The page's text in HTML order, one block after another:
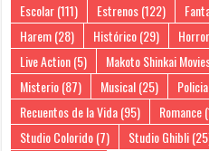
Escolar(111) Estrenos(122)
Harem(28) Histórico(29) Horror
Live Action(5) Makoto Shinkai
Misterio(87) Musical(25)
Recuentos de la Vida(95) Romance
Studio Colorido(7) Studio Ghibli